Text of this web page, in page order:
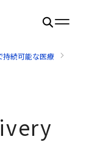
持続可能な医療